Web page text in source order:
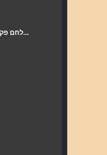
לחם פקאן ואוכמניות עם חיטה מלא...